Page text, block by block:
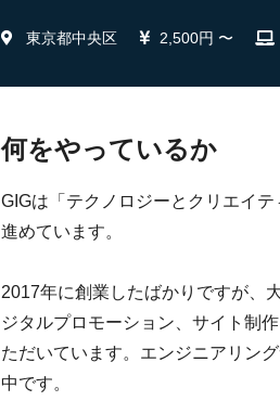
東京都中央区 2,500円 〜
何をやっているか
GIGは「テクノロジーとクリエイ
進めています。
2017年に創業したばかりですが、
ジタルプロモーション、サイト制
ただいています。エンジニアリン
中です。